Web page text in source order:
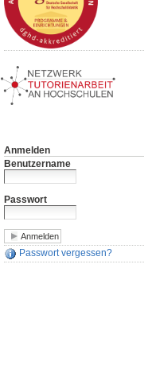
Anmelden
Benutzername
Passwort
Passwort vergessen?